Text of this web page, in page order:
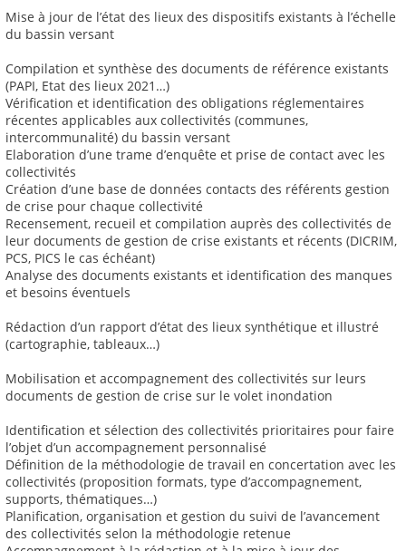
Mise à jour de l’état des lieux des dispositifs existants à l’échelle
du bassin versant
Compilation et synthèse des documents de référence existants
(PAPI, Etat des lieux 2021…)
Vérification et identification des obligations réglementaires
récentes applicables aux collectivités (communes,
intercommunalité) du bassin versant
Elaboration d’une trame d’enquête et prise de contact avec les
collectivités
Création d’une base de données contacts des référents gestion
de crise pour chaque collectivité
Recensement, recueil et compilation auprès des collectivités de
leur documents de gestion de crise existants et récents (DICRIM,
PCS, PICS le cas échéant)
Analyse des documents existants et identification des manques
et besoins éventuels
Rédaction d’un rapport d’état des lieux synthétique et illustré
(cartographie, tableaux…)
Mobilisation et accompagnement des collectivités sur leurs
documents de gestion de crise sur le volet inondation
Identification et sélection des collectivités prioritaires pour faire
l’objet d’un accompagnement personnalisé
Définition de la méthodologie de travail en concertation avec les
collectivités (proposition formats, type d’accompagnement,
supports, thématiques…)
Planification, organisation et gestion du suivi de l’avancement
des collectivités selon la méthodologie retenue